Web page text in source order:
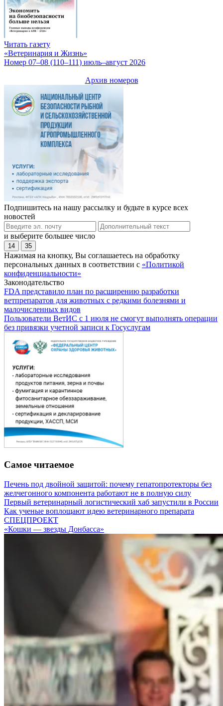
Читать газету
«Ветеринария и Жизнь»
Номер 07–08 (110–111) июль–август 2026
Архив номеров
Подпишитесь на нашу рассылку и будьте в курсе всех
новостей
и выберите большее число
14 35
Нажимая на кнопку, Вы соглашаетесь на обработку
персональных данных в соответствии с «Политикой
конфиденциальности»
Законодательство
FDA представило план по расширению разработки
ветпрепаратов для животных с редкими болезнями и
малочисленных видов
Пользователи ВетИС с 1 июля не смогут выполнять операции
без привязки учетной записи к Госуслугам
Самое читаемое
Печень под двойной защитой: почему гепатопротекторы без
желчегонного компонента работают не в полную силу
Первый ветеринарный логистический хаб запустили в России
Как ученые воплощают идею ветеринарного препарата
СПЕЦПРОЕКТ
«Кошки — звезды Донбасса»